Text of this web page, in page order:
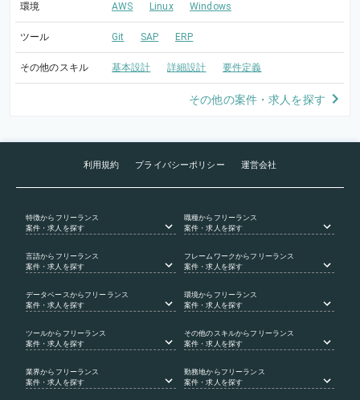
環境 AWS Linux Windows
ツール Git SAP ERP
その他のスキル 基本設計 詳細設計 要件定義
その他の案件・求人を探す
利用規約 プライバシーポリシー 運営会社
特徴からフリーランス
案件・求人を探す
職種からフリーランス
案件・求人を探す
言語からフリーランス
案件・求人を探す
フレームワークからフリーランス
案件・求人を探す
データベース からフリーランス
案件・求人を探す
環境からフリーランス
案件・求人を探す
ツールからフリーランス
案件・求人を探す
その他のスキルからフリーランス
案件・求人を探す
業界からフリーランス
案件・求人を探す
勤務地からフリーランス
案件・求人を探す